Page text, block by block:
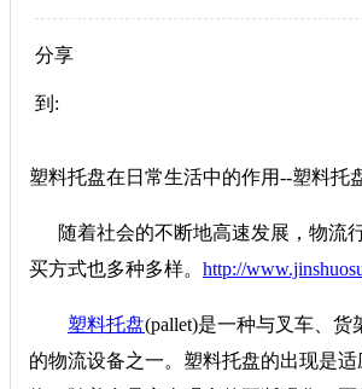
分享
到:
塑料托盘在日常生活中的作用--塑料
随着社会的不断地高速发展，物流
买方式也多种多样。 http://
塑料托盘(pallet)是一种与叉车、
的物流设备之一。塑料托盘的出现是